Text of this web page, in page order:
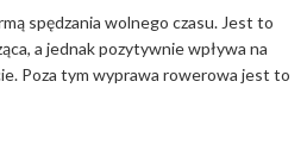
spędzania wolnego czasu. Jest to
a jednak pozytywnie wpływa na
Poza tym wyprawa rowerowa jest to